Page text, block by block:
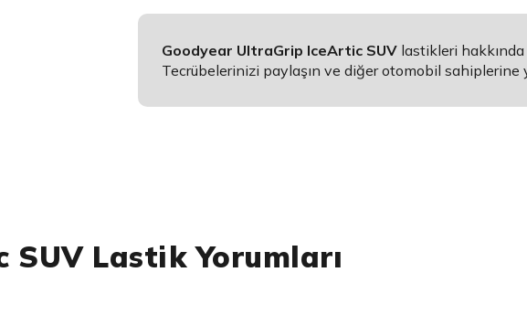
Goodyear UltraGrip IceArtic SUV lastikleri
Tecrübelerinizi paylaşın ve diğer otomobil sahiplerine
Lastik Yorumları